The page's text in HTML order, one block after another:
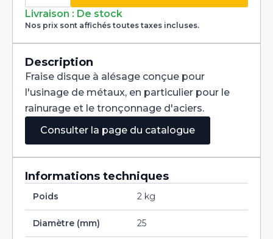
3
Tailles
Denture
DIN
885A
HSS
160X10X32
Livraison : De stock
Nos prix sont affichés toutes taxes incluses.
Description
Fraise disque à alésage conçue pour
l'usinage de métaux, en particulier pour le
rainurage et le tronçonnage d'aciers.
Consulter la page du catalogue
Informations techniques
Poids 2 kg
Diamètre (mm) 25